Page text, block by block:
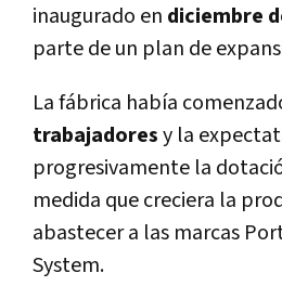
inaugurado en diciembre
parte de un plan de
La fábrica había
trabajadoresy la
progresivamente la
medida que creciera la
abastecer a las marcas
System.